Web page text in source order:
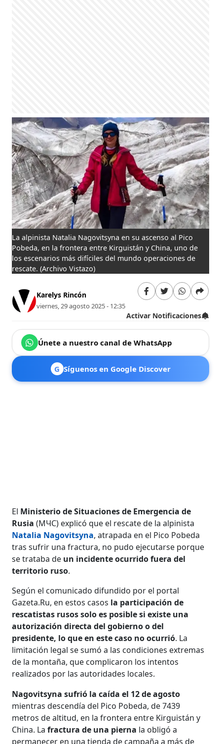
La alpinista Natalia Nagovitsyna en su ascenso al Pico
Pobeda, en la frontera entre Kirguistán y China, uno de
los escenarios más difíciles del mundo operaciones de
rescate. (Archivo Vistazo)
Karelys Rincón
viernes, 29 agosto 2025 - 12:35
Activar Notificaciones
Únete a nuestro canal de WhatsApp
G Síguenos en Google Discover
El Ministerio de Situaciones de Emergencia de
Rusia (МЧС) explicó que el rescate de la alpinista
Natalia Nagovitsyna, atrapada en el Pico Pobeda
tras sufrir una fractura, no pudo ejecutarse porque
se trataba de un incidente ocurrido fuera del
territorio ruso.
Según el comunicado difundido por el portal
Gazeta.Ru, en estos casos la participación de
rescatistas rusos solo es posible si existe una
autorización directa del gobierno o del
presidente, lo que en este caso no ocurrió. La
limitación legal se sumó a las condiciones extremas
de la montaña, que complicaron los intentos
realizados por las autoridades locales.
Nagovitsyna sufrió la caída el 12 de agosto
mientras descendía del Pico Pobeda, de 7439
metros de altitud, en la frontera entre Kirguistán y
China. Lafractura de una pierna la obligó a
permanecer en una tienda de campaña a más de